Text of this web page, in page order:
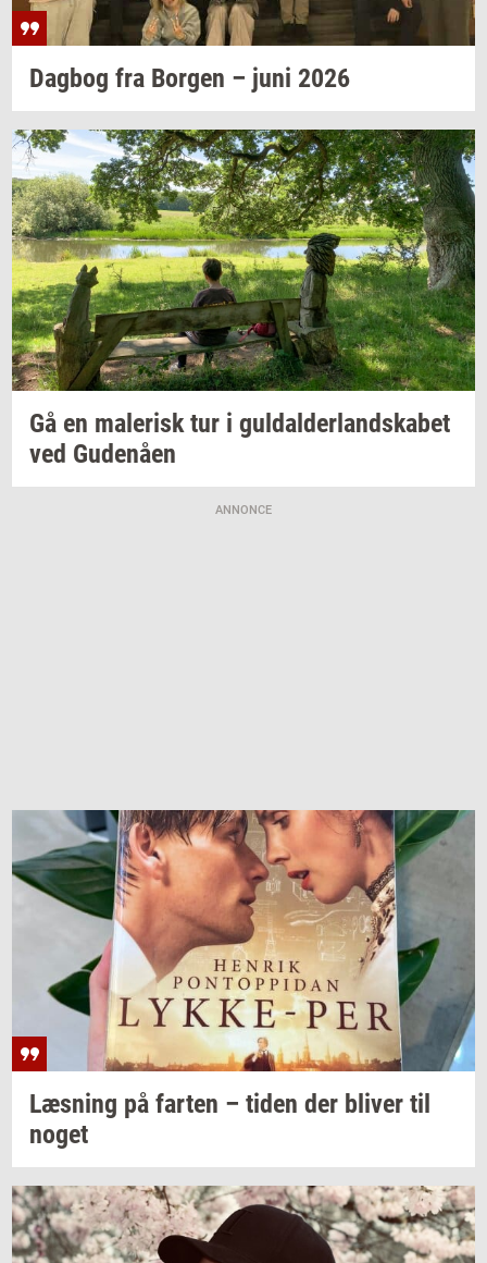
Dag­bog fra Bor­gen – juni 2026
Gå en ma­le­risktur i gul­dal­der­land­ska­bet
ved Gu­denå­en
ANNONCE
Læs­ning på far­ten – tiden der bli­ver til
noget